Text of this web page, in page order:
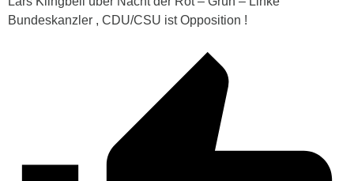
Bundeskanzler , CDU/CSU ist Opposition !